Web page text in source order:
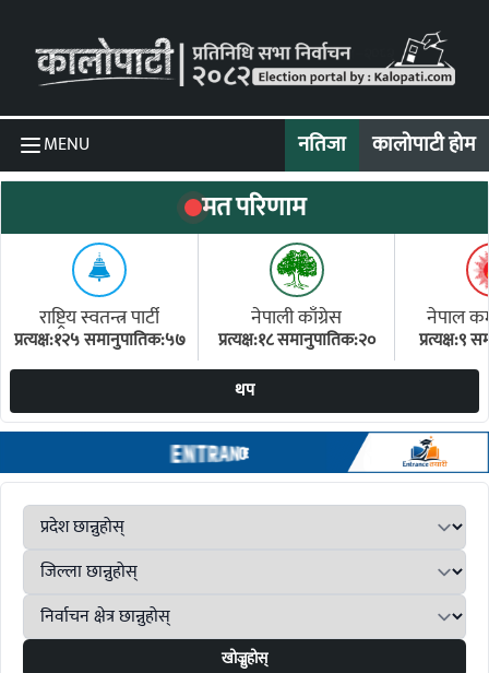
MENU नतिजा कालोपाटी होम
मत परिणाम
राष्ट्रिय स्वतन्त्र पार्टी
प्रत्यक्ष:१२५ समानुपातिक:५७
नेपाली काँग्रेस
प्रत्यक्ष:१८ समानुपातिक:२०
नेपाल
प्रत्यक्ष:९
थप
खोज्नुहोस्